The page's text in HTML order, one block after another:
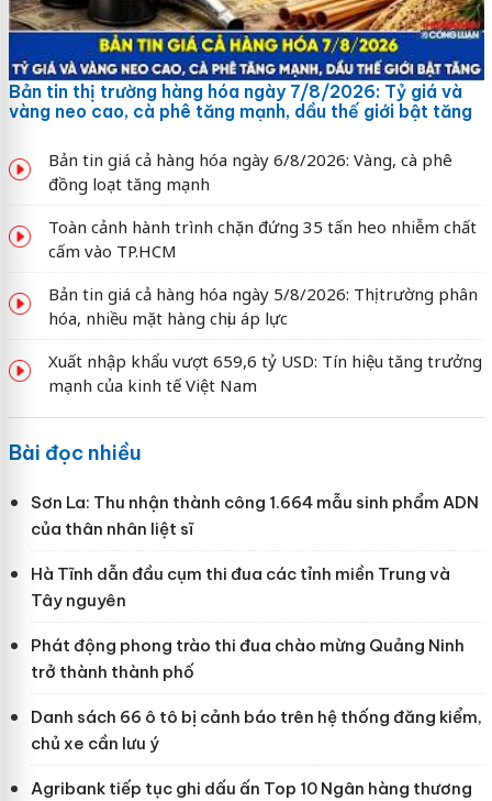
Bản tin thị trường hàng hóa ngày 7/8/2026: Tỷ giá và
vàng neo cao, cà phê tăng mạnh, dầu thế giới bật tăng
Bản tin giá cả hàng hóa ngày 6/8/2026: Vàng, cà phê
đồng loạt tăng mạnh
Toàn cảnh hành trình chặn đứng 35 tấn heo nhiễm chất
cấm vào TP.HCM
Bản tin giá cả hàng hóa ngày 5/8/2026: Thị trường phân
hóa, nhiều mặt hàng chịu áp lực
Xuất nhập khẩu vượt 659,6 tỷ USD: Tín hiệu tăng trưởng
mạnh của kinh tế Việt Nam
Bài đọc nhiều
Sơn La: Thu nhận thành công 1.664 mẫu sinh phẩm ADN
của thân nhân liệt sĩ
Hà Tĩnh dẫn đầu cụm thi đua các tỉnh miền Trung và
Tây nguyên
Phát động phong trào thi đua chào mừng Quảng Ninh
trở thành thành phố
Danh sách 66 ô tô bị cảnh báo trên hệ thống đăng kiểm,
chủ xe cần lưu ý
Agribank tiếp tục ghi dấu ấn Top 10 Ngân hàng thương